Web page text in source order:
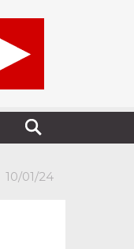
10/01/24